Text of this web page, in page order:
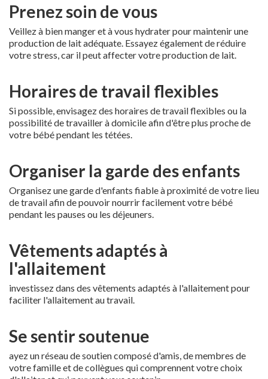
Prenez soin de vous
Veillez à bien manger et à vous hydrater pour maintenir une
production de lait adéquate. Essayez également de réduire
votre stress, car il peut affecter votre production de lait.
Horaires de travail flexibles
Si possible, envisagez des horaires de travail flexibles ou la
possibilité de travailler à domicile afin d'être plus proche de
votre bébé pendant les tétées.
Organiser la garde des enfants
Organisez une garde d'enfants fiable à proximité de votre lieu
de travail afin de pouvoir nourrir facilement votre bébé
pendant les pauses ou les déjeuners.
Vêtements adaptés à
l'allaitement
investissez dans des vêtements adaptés à l'allaitement pour
faciliter l'allaitement au travail.
Se sentir soutenue
ayez un réseau de soutien composé d'amis, de membres de
votre famille et de collègues qui comprennent votre choix